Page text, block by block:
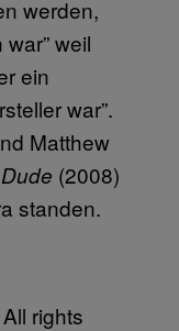
werden,
weil
ein
war”.
Matthew
(2008)
standen.
rights